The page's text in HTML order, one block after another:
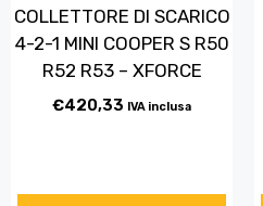
COLLETTORE DI SCARICO
4-2-1 MINI COOPER S R50
R52 R53 – XFORCE
€420,33 IVA inclusa